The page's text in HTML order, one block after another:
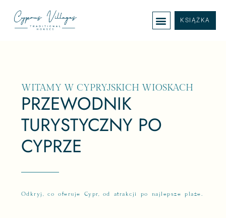
KSIĄŻKA
WITAMY W CYPRYJSKICH WIOSKACH
PRZEWODNIK
TURYSTYCZNY PO
CYPRZE
Odkryj, co oferuje Cypr, od atrakcji po najlepsze plaże.